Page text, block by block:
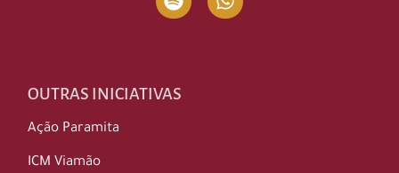
OUTRAS INICIATIVAS
Ação Paramita
ICM Viamão